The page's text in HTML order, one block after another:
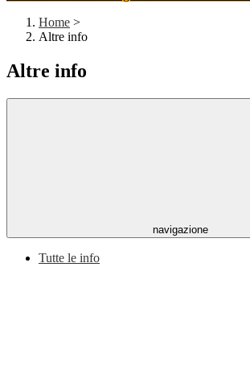
Home >
Altre info
Altre info
navigazione
Tutte le info